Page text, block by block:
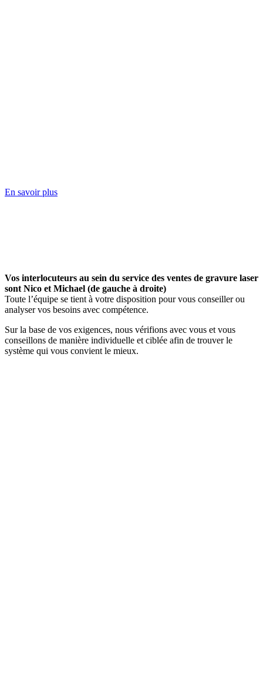
En savoir plus
Vos interlocuteurs au sein du service des ventes de gravure laser
sont Nico et Michael (de gauche à droite)
Toute l’équipe se tient à votre disposition pour vous conseiller ou
analyser vos besoins avec compétence.
Sur la base de vos exigences, nous vérifions avec vous et vous
conseillons de manière individuelle et ciblée afin de trouver le
système qui vous convient le mieux.